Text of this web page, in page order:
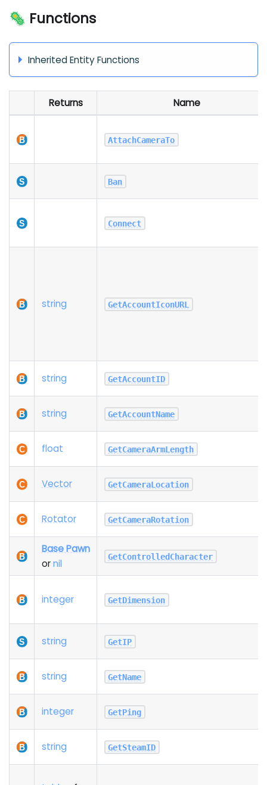
🦠 Functions
Inherited Entity Functions
Returns Name
AttachCameraTo
Ban
Connect
string GetAccountIconURL
string GetAccountID
string GetAccountName
float GetCameraArmLength
Vector GetCameraLocation
Rotator GetCameraRotation
Base Pawn
ornil
GetControlledCharacter
integer GetDimension
string GetIP
string GetName
integer GetPing
string GetSteamID